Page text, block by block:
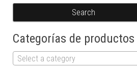
Search
Categorías de productos
Select a category